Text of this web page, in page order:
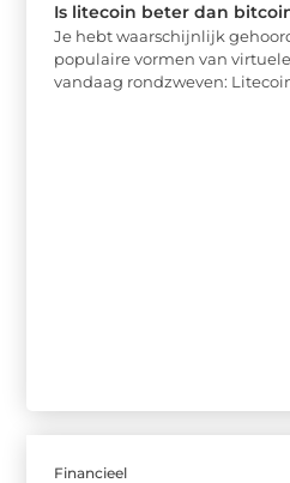
Is litecoin beter dan
Je hebt waarschijnlijk
populaire vormen van
vandaag rondzweven:
Financieel